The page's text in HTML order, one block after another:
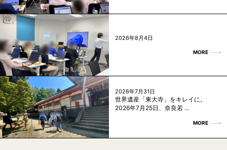
2026年8月4日
MORE
2026年7月31日
世界遺産「東大寺」をキレイに。
2026年7月25日、奈良若 ...
MORE